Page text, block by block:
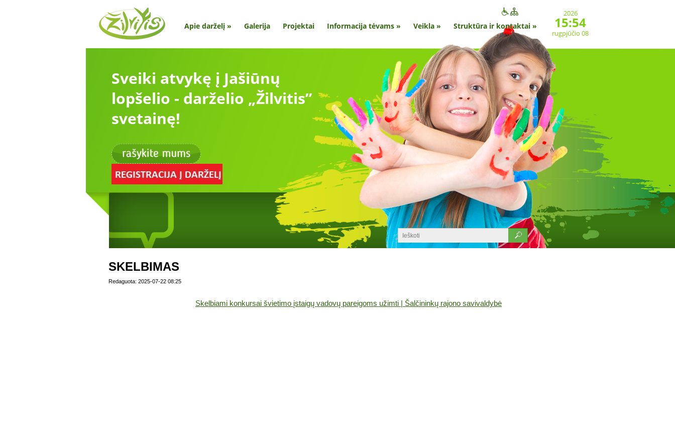
2026
15:54
rugpjūčio 08
Apie darželį » Galerija Projektai Informacija tėvams » Veikla » Struktūra ir kontaktai »
Sveiki atvykę į Jašiūnų
lopšelio - darželio „Žilvitis”
svetainę!
SKELBIMAS
Redaguota: 2025-07-22 08:25
Skelbiami konkursai švietimo įstaigų vadovų pareigoms užimti | Šalčininkų rajono savivaldybė